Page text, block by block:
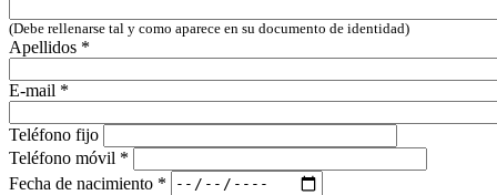
(Debe rellenarse tal y como aparece en su documento de identidad)
Apellidos *
E-mail *
Teléfono fijo
Teléfono móvil *
Fecha de nacimiento *